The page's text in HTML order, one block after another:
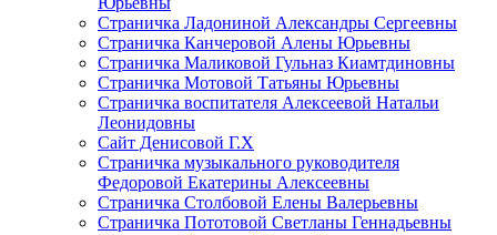
Страничка Ладониной Александры Сергеевны
Страничка Канчеровой Алены Юрьевны
Страничка Маликовой Гульназ Киамтдиновны
Страничка Мотовой Татьяны Юрьевны
Cтраничка воспитателя Алексеевой Натальи
Леонидовны
Сайт Денисовой Г.Х
Страничка музыкального руководителя
Федоровой Екатерины Алексеевны
Страничка Столбовой Елены Валерьевны
Страничка Пототовой Светланы Геннадьевны